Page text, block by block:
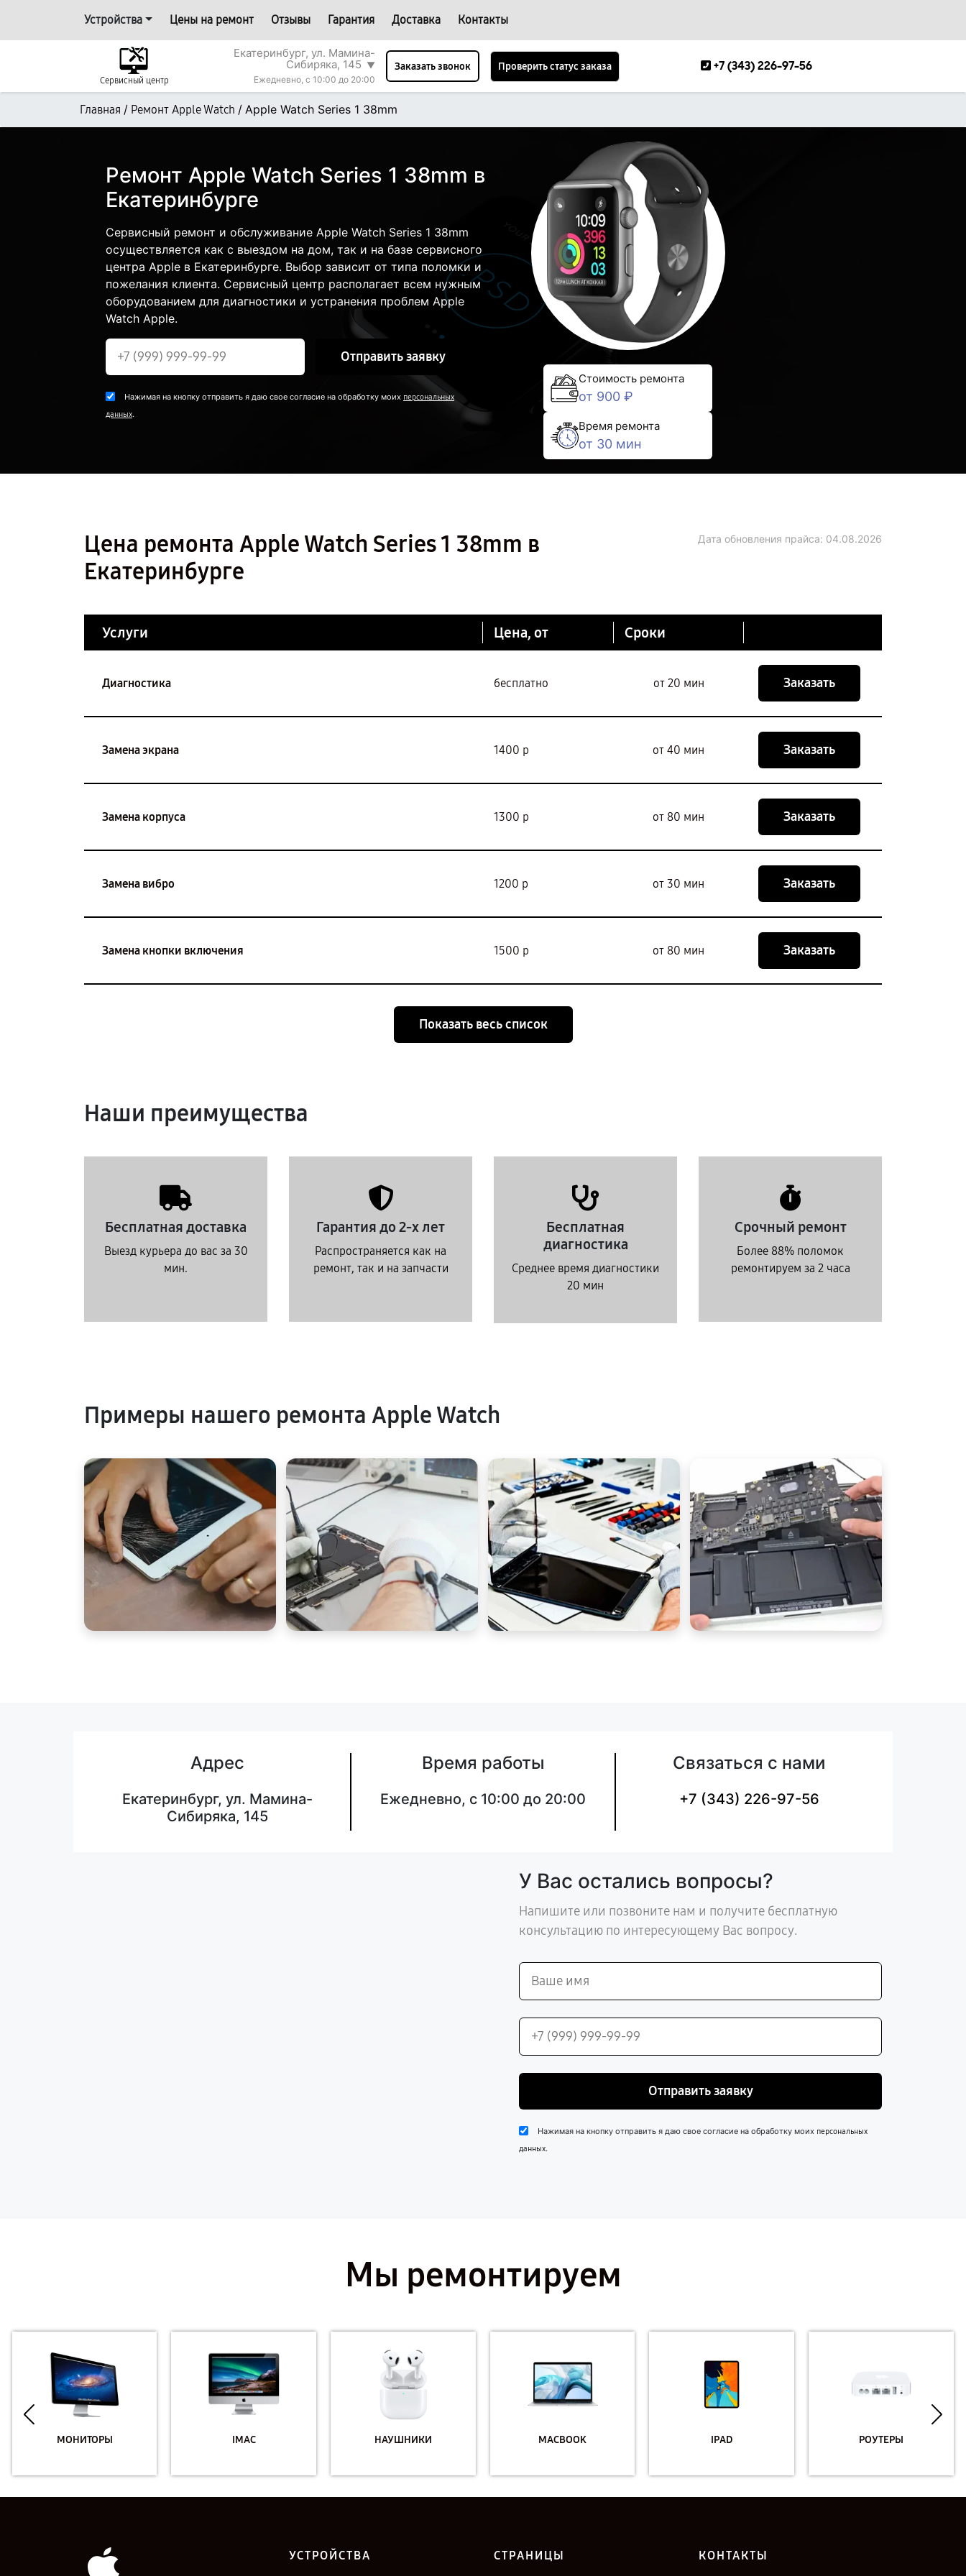
Устройства Цены на ремонт Отзывы Гарантия Доставка Контакты
Сервисный центр
Екатеринбург, ул. Мамина-
Сибиряка, 145 ▼
Ежедневно, с 10:00 до 20:00
Заказать звонок Проверить статус заказа +7 (343) 226-97-56
Главная / Ремонт Apple Watch / Apple Watch Series 1 38mm
Ремонт Apple Watch Series 1 38mm в
Екатеринбурге
Сервисный ремонт и обслуживание Apple Watch Series 1 38mm
осуществляется как с выездом на дом, так и на базе сервисного
центра Apple в Екатеринбурге. Выбор зависит от типа поломки и
пожелания клиента. Сервисный центр располагает всем нужным
оборудованием для диагностики и устранения проблем Apple
Watch Apple.
Отправить заявку
Нажимая на кнопку отправить я даю свое согласие на обработку моих персональных
данных.
Стоимость ремонта
от 900 ₽
Время ремонта
от 30 мин
Цена ремонта Apple Watch Series 1 38mm в
Екатеринбурге
Дата обновления прайса: 04.08.2026
Услуги Цена, от Сроки
Диагностика бесплатно от 20 мин Заказать
Замена экрана 1400 р от 40 мин Заказать
Замена корпуса 1300 р от 80 мин Заказать
Замена вибро 1200 р от 30 мин Заказать
Замена кнопки включения 1500 р от 80 мин Заказать
Показать весь список
Наши преимущества
Бесплатная доставка
Выезд курьера до вас за 30
мин.
Гарантия до 2-х лет
Распространяется как на
ремонт, так и на запчасти
Бесплатная
диагностика
Среднее время диагностики
20 мин
Срочный ремонт
Более 88% поломок
ремонтируем за 2 часа
Примеры нашего ремонта Apple Watch
Адрес
Екатеринбург, ул. Мамина-
Сибиряка, 145
Время работы
Ежедневно, с 10:00 до 20:00
Связаться с нами
+7 (343) 226-97-56
У Вас остались вопросы?
Напишите или позвоните нам и получите бесплатную
консультацию по интересующему Вас вопросу.
Отправить заявку
Нажимая на кнопку отправить я даю свое согласие на обработку моих персональных
данных.
Мы ремонтируем
МОНИТОРЫ IMAC НАУШНИКИ MACBOOK IPAD РОУТЕРЫ
УСТРОЙСТВА СТРАНИЦЫ КОНТАКТЫ